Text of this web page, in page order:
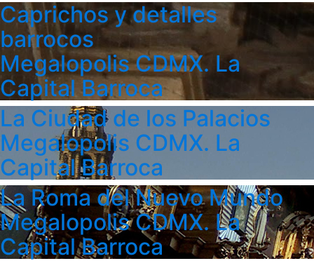
Caprichos y detalles
barrocos
Megalopolis CDMX. La
Capital Barroca
La Ciudad de los Palacios
Megalopolis CDMX. La
Capital Barroca
La Roma del Nuevo Mundo
Megalopolis CDMX. La
Capital Barroca